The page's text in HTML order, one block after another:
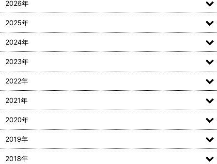
2026年
2025年
2024年
2023年
2022年
2021年
2020年
2019年
2018年